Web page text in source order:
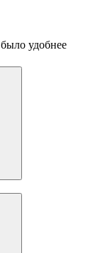
удобнее